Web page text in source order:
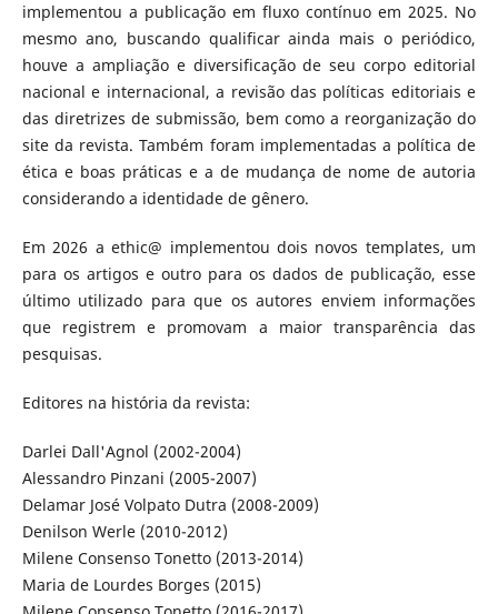
implementou a publicação em fluxo contínuo em 2025. No
mesmo ano, buscando qualificar ainda mais o periódico,
houve a ampliação e diversificação de seu corpo editorial
nacional e internacional, a revisão das políticas editoriais e
das diretrizes de submissão, bem como a reorganização do
site da revista. Também foram implementadas a política de
ética e boas práticas e a de mudança de nome de autoria
considerando a identidade de gênero.
Em 2026 a ethic@ implementou dois novos templates, um
para os artigos e outro para os dados de publicação, esse
último utilizado para que os autores enviem informações
que registrem e promovam a maior transparência das
pesquisas.
Editores na história da revista:
Darlei Dall'Agnol (2002-2004)
Alessandro Pinzani (2005-2007)
Delamar José Volpato Dutra (2008-2009)
Denilson Werle (2010-2012)
Milene Consenso Tonetto (2013-2014)
Maria de Lourdes Borges (2015)